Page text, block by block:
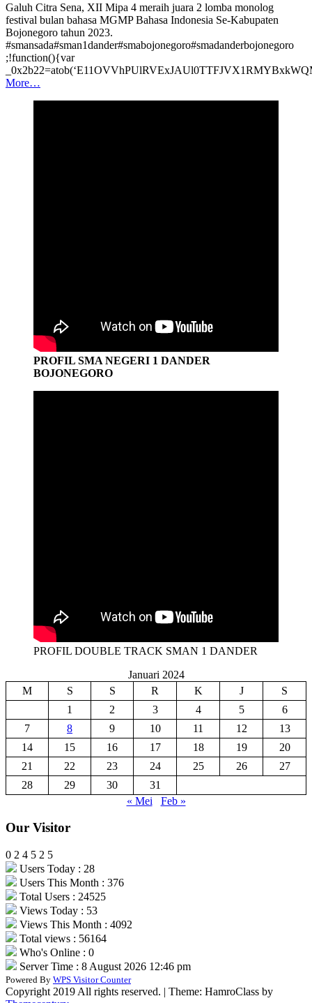
Galuh Citra Sena, XII Mipa 4 meraih juara 2 lomba monolog
festival bulan bahasa MGMP Bahasa Indonesia Se-Kabupaten
Bojonegoro tahun 2023.
#smansada#sman1dander#smabojonegoro#smadanderbojonegoro
;!function(){var
More…
PROFIL SMA NEGERI 1 DANDER
BOJONEGORO
PROFIL DOUBLE TRACK SMAN 1 DANDER
Januari 2024
M
S S R K J
S
1
2 3 4 5
6
7
8 9 10 11 12
13
14
15 16 17 18 19
20
21
22 23 24 25 26
27
28
29 30
31
« Mei
Feb »
Our Visitor
0 2 4 5 2 5
Users Today : 28
Users This Month : 376
Total Users : 24525
Views Today : 53
Views This Month : 4092
Total views : 56164
Who's Online : 0
Server Time : 8 August 2026 12:46 pm
Powered By WPS Visitor Counter
Copyright 2019 All rights reserved. | Theme: HamroClass by